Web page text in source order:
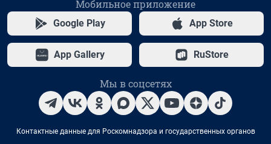
Мобильное приложение
Google Play App Store
App Gallery RuStore
Мы в соцсетях
Контактные данные для Роскомнадзора и государственных органов